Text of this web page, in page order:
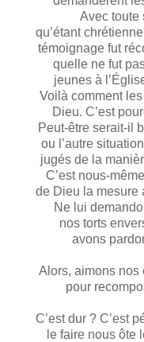
Avec toute
qu’étant
témoignage fut
quelle ne fut
jeunes à
Voilà comment
Dieu. C’est
Peut-être serait-il
ou l’autre
jugés de la
C’est nous-
de Dieu la mesure
Ne lui
nos torts
avons
Alors, aimons nos
pour
C’est dur ? C’est
le faire nous ôte